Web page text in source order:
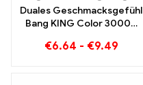
Duales Geschmacksgefühl
Bang KING Color 30000
Blueberry Watermelon
€6.64 - €9.49